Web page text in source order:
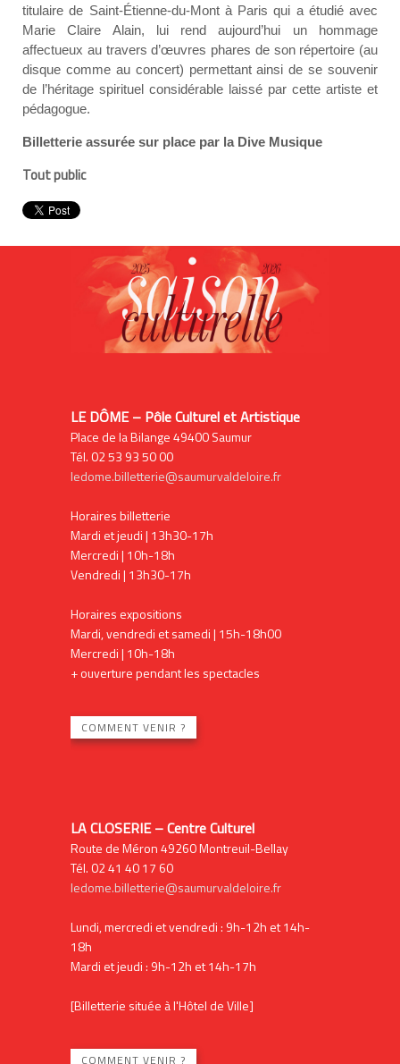
titulaire de Saint-Étienne-du-Mont à Paris qui a étudié avec
Marie Claire Alain, lui rend aujourd’hui un hommage
affectueux au travers d’œuvres phares de son répertoire (au
disque comme au concert) permettant ainsi de se souvenir
de l’héritage spirituel considérable laissé par cette artiste et
pédagogue.
Billetterie assurée sur place par la Dive Musique
Tout public
LE DÔME – Pôle Culturel et Artistique
Place de la Bilange 49400 Saumur
Tél. 02 53 93 50 00
ledome.billetterie@saumurvaldeloire.fr
Horaires billetterie
Mardi et jeudi | 13h30-17h
Mercredi | 10h-18h
Vendredi | 13h30-17h
Horaires expositions
Mardi, vendredi et samedi | 15h-18h00
Mercredi | 10h-18h
+ ouverture pendant les spectacles
COMMENT VENIR ?
LA CLOSERIE – Centre Culturel
Route de Méron 49260 Montreuil-Bellay
Tél. 02 41 40 17 60
ledome.billetterie@saumurvaldeloire.fr
Lundi, mercredi et vendredi : 9h-12h et 14h-
18h
Mardi et jeudi : 9h-12h et 14h-17h
[Billetterie située à l'Hôtel de Ville]
COMMENT VENIR ?